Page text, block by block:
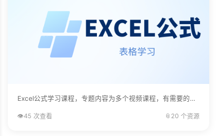
Excel公式学习课程，专题内容为多个视频课程，有需要的自己下载学习。...
👁️45 次查看 📎 20 个资源